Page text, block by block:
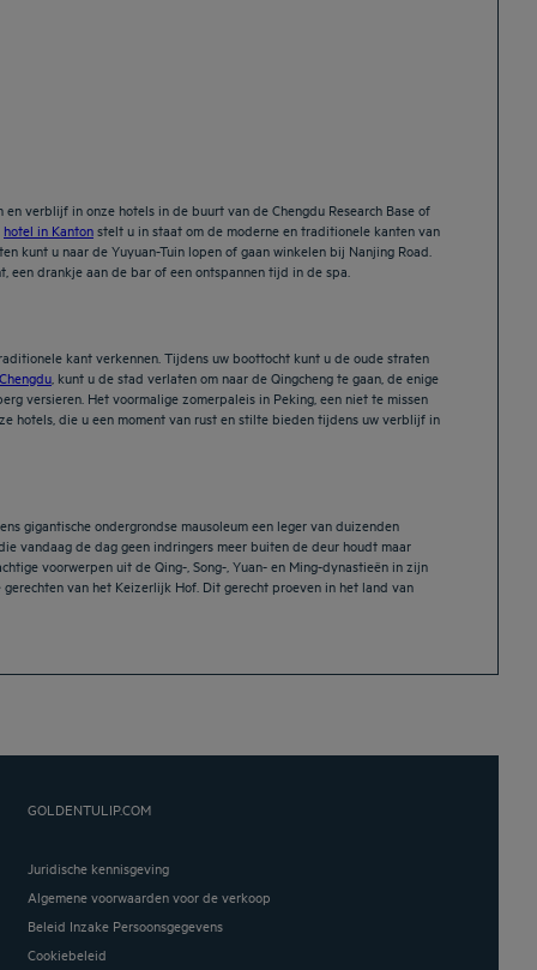
verblijf in onze hotels in de buurt van de Chengdu Research Base of
hotel in Kantonstelt u in staat om de moderne en traditionele kanten van
kunt u naar de Yuyuan-Tuin lopen of gaan winkelen bij Nanjing Road.
drankje aan de bar of een ontspannen tijd in de spa.
kant verkennen. Tijdens uw boottocht kunt u de oude straten
, kunt u de stad verlaten om naar de Qingcheng te gaan, de enige
versieren. Het voormalige zomerpaleis in Peking, een niet te missen
hotels, die u een moment van rust en stilte bieden tijdens uw verblijf in
gigantische ondergrondse mausoleum een leger van duizenden
vandaag de dag geen indringers meer buiten de deur houdt maar
voorwerpen uit de Qing-, Song-, Yuan- en Ming-dynastieën in zijn
van het Keizerlijk Hof. Dit gerecht proeven in het land van
GOLDENTULIP.COM
Juridische kennisgeving
Algemene voorwaarden voor de verkoop
Beleid Inzake Persoonsgegevens
Cookiebeleid